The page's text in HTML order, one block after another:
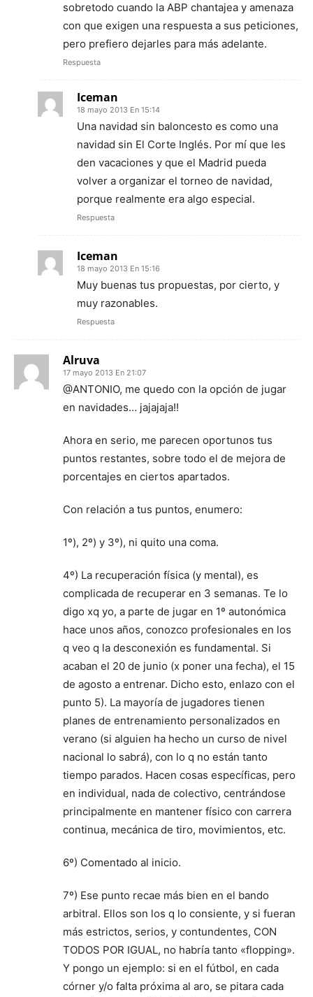
sobretodo cuando la ABP chantajea y amenaza
con que exigen una respuesta a sus peticiones,
pero prefiero dejarles para más adelante.
Respuesta
Iceman
18 mayo 2013 En 15:14
Una navidad sin baloncesto es como una
navidad sin El Corte Inglés. Por mí que les
den vacaciones y que el Madrid pueda
volver a organizar el torneo de navidad,
porque realmente era algo especial.
Respuesta
Iceman
18 mayo 2013 En 15:16
Muy buenas tus propuestas, por cierto, y
muy razonables.
Respuesta
Alruva
17 mayo 2013 En 21:07
@ANTONIO, me quedo con la opción de jugar
en navidades… jajajaja!!
Ahora en serio, me parecen oportunos tus
puntos restantes, sobre todo el de mejora de
porcentajes en ciertos apartados.
Con relación a tus puntos, enumero:
1º), 2º) y 3º), ni quito una coma.
4º) La recuperación física (y mental), es
complicada de recuperar en 3 semanas. Te lo
digo xq yo, a parte de jugar en 1º autonómica
hace unos años, conozco profesionales en los
q veo q la desconexión es fundamental. Si
acaban el 20 de junio (x poner una fecha), el 15
de agosto a entrenar. Dicho esto, enlazo con el
punto 5). La mayoría de jugadores tienen
planes de entrenamiento personalizados en
verano (si alguien ha hecho un curso de nivel
nacional lo sabrá), con lo q no están tanto
tiempo parados. Hacen cosas específicas, pero
en individual, nada de colectivo, centrándose
principalmente en mantener físico con carrera
continua, mecánica de tiro, movimientos, etc.
6º) Comentado al inicio.
7º) Ese punto recae más bien en el bando
arbitral. Ellos son los q lo consiente, y si fueran
más estrictos, serios, y contundentes, CON
TODOS POR IGUAL, no habría tanto «flopping».
Y pongo un ejemplo: si en el fútbol, en cada
córner y/o falta próxima al aro, se pitara cada